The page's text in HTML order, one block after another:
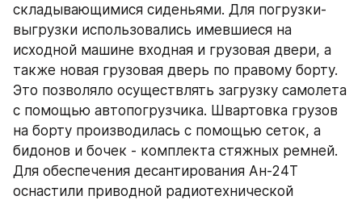
складывающимися сиденьями. Для погрузки-
выгрузки использовались имевшиеся на
исходной машине входная и грузовая двери, а
также новая грузовая дверь по правому борту.
Это позволяло осуществлять загрузку самолета
с помощью автопогрузчика. Швартовка грузов
на борту производилась с помощью сеток, а
бидонов и бочек - комплекта стяжных ремней.
Для обеспечения десантирования Ан-24Т
оснастили приводной радиотехнической